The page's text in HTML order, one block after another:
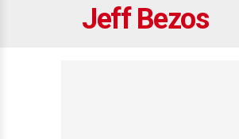
Jeff Bezos